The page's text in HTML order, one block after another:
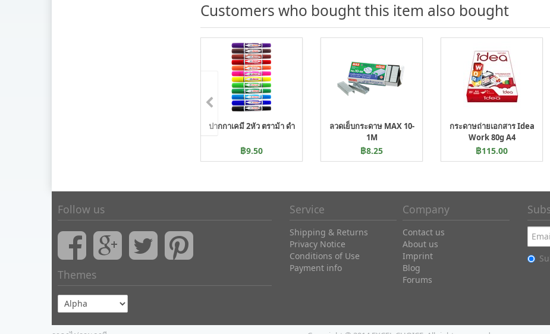
Customers who bought this item also bought
ปากกาเคมี 2หัว ตราม้า ดำ
฿9.50
ลวดเย็บกระดาษ MAX 10-
1M
฿8.25
กระดาษถ่ายเอกสาร Idea
Work 80g A4
฿115.00
Follow us
Themes
Service
Shipping & Returns
Privacy Notice
Conditions of Use
Payment info
Company
Contact us
About us
Imprint
Blog
Forums